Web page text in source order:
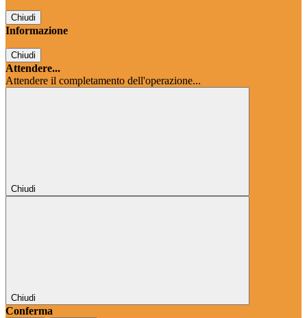
Chiudi
Informazione
Chiudi
Attendere...
Attendere il completamento dell'operazione...
Chiudi
Chiudi
Conferma